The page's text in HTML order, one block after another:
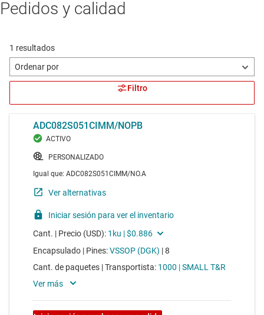
Pedidos y calidad